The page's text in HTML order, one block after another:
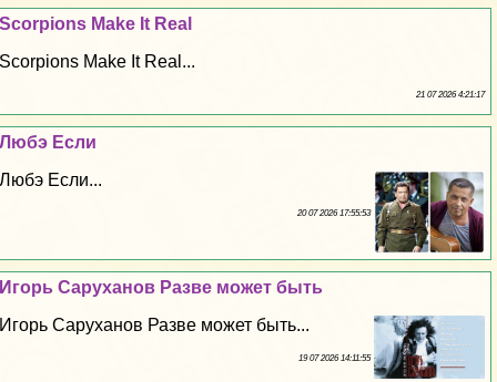
Scorpions Make It Real
Scorpions Make It Real...
21 07 2026 4:21:17
Любэ Если
Любэ Если...
20 07 2026 17:55:53
Игорь Саруханов Разве может быть
Игорь Саруханов Разве может быть...
19 07 2026 14:11:55